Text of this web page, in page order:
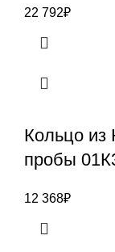
22 792₽
Кольцо
пробы
12 368₽